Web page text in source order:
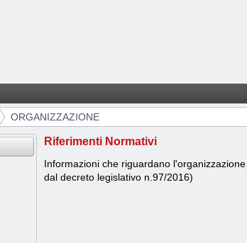
ORGANIZZAZIONE
Riferimenti Normativi
Informazioni che riguardano
dal decreto legislativo n.97/2016)